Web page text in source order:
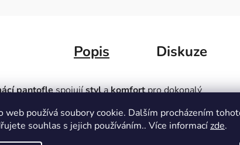
web používá soubory cookie. Dalším procházením
souhlas s jejich používáním.. Více informacízde.
Popis Diskuze
pantoflespojujístylakomfortpro dokonalý
, který zdůrazní váš individuální vkus
. Užijte si
slehkostí .